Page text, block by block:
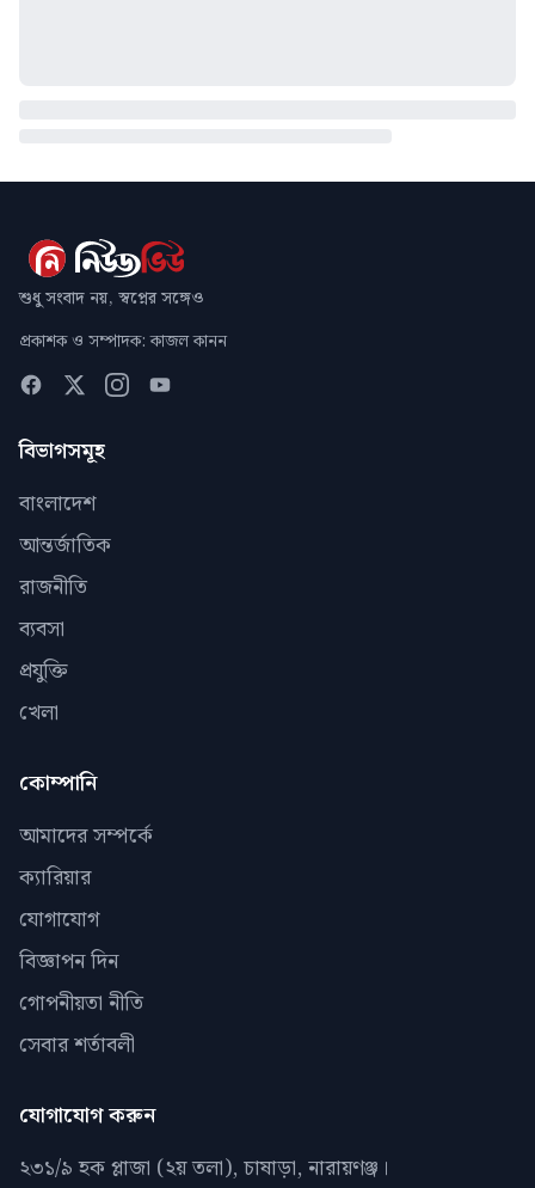
শুধু সংবাদ নয়, স্বপ্নের সঙ্গেও
প্রকাশক ও সম্পাদক: কাজল কানন
বিভাগসমূহ
বাংলাদেশ
আন্তর্জাতিক
রাজনীতি
ব্যবসা
প্রযুক্তি
খেলা
কোম্পানি
আমাদের সম্পর্কে
ক্যারিয়ার
যোগাযোগ
বিজ্ঞাপন দিন
গোপনীয়তা নীতি
সেবার শর্তাবলী
যোগাযোগ করুন
২৩১/৯ হক প্লাজা (২য় তলা), চাষাড়া, নারায়ণঞ্জ।